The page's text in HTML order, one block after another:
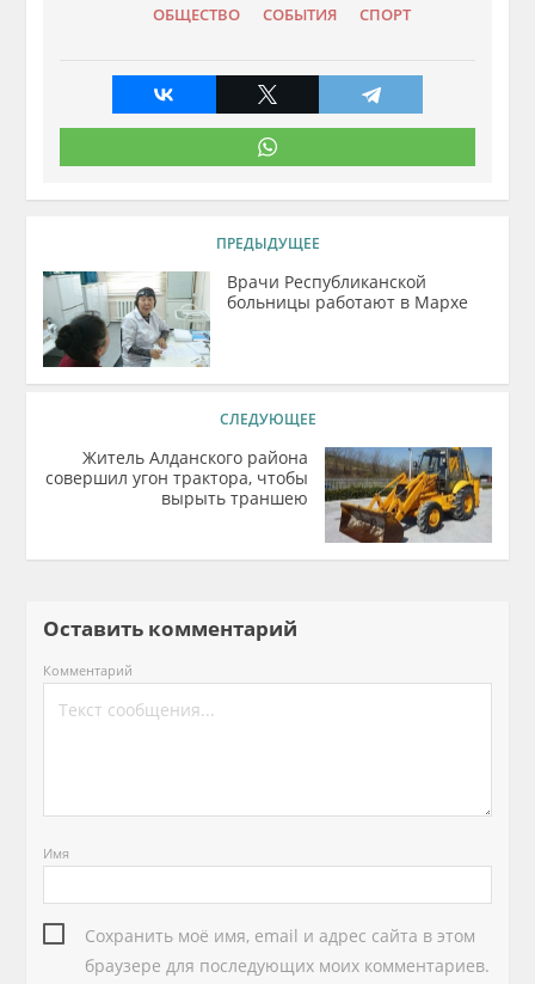
ОБЩЕСТВО
СОБЫТИЯ СПОРТ
ПРЕДЫДУЩЕЕ
Врачи Республиканской
больницы работают в Мархе
СЛЕДУЮЩЕЕ
Житель Алданского района
совершил угон трактора, чтобы
вырыть траншею
Оставить комментарий
Комментарий
Имя
Сохранить моё имя, email и адрес сайта в этом
браузере для последующих моих комментариев.